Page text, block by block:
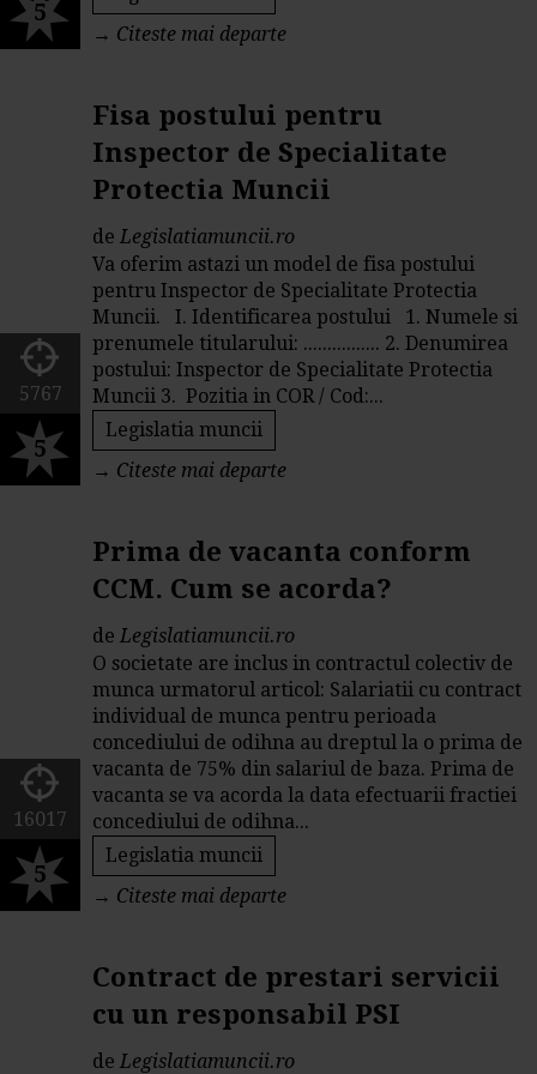
→ Citeste mai departe
5
Fisa postului pentru
Inspector de Specialitate
Protectia Muncii
deLegislatiamuncii.ro
Va oferim astazi un model de fisa postului
pentru Inspector de Specialitate Protectia
Muncii. I. Identificarea postului 1. Numele si
prenumele titularului: ................ 2. Denumirea
postului: Inspector de Specialitate Protectia
Muncii 3. Pozitia in COR / Cod:...
Legislatia muncii
→ Citeste mai departe
5767
5
Prima de vacanta conform
CCM. Cum se acorda?
deLegislatiamuncii.ro
O societate are inclus in contractul colectiv de
munca urmatorul articol: Salariatii cu contract
individual de munca pentru perioada
concediului de odihna au dreptul la o prima de
vacanta de 75% din salariul de baza. Prima de
vacanta se va acorda la data efectuarii fractiei
concediului de odihna...
Legislatia muncii
→ Citeste mai departe
16017
5
Contract de prestari servicii
cu un responsabil PSI
deLegislatiamuncii.ro